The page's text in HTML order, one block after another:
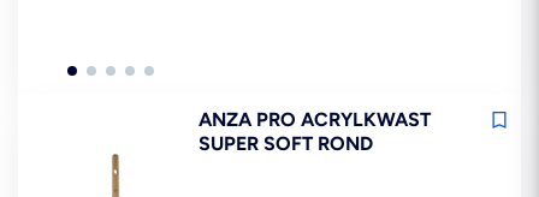
ANZA PRO ACRYLKWAST
SUPER SOFT ROND